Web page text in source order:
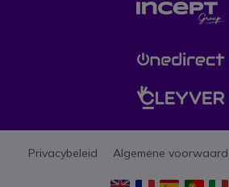
Privacybeleid Algemene